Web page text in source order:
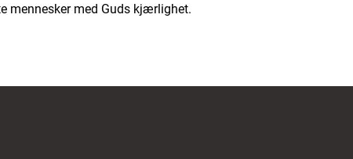
mennesker med Guds kjærlighet.